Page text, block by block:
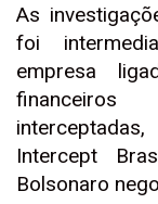
As
foi
empresa
financeiros
Intercept
Bolsonaro